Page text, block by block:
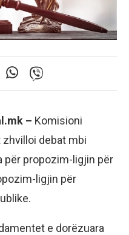
– Komisioni
debat mbi
për propozim-ligjin për
ligjin për
e dorëzuara